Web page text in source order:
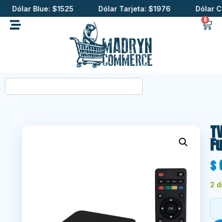
Blue: $1525 Dólar Tarjeta: $1976 Dólar
0
$
2